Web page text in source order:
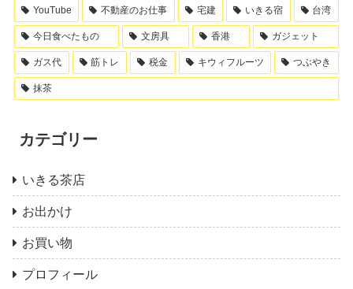
YouTube 不動産のお仕事 宅建 いきる宿 台湾
今日食べたもの 文房具 香港 ガジェット
ガス代 筋トレ 税金 キウィフルーツ つぶやき
抹茶
カテゴリー
いきる茶店
お出かけ
お買い物
プロフィール